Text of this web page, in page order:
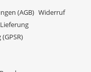
(AGB) Widerruf